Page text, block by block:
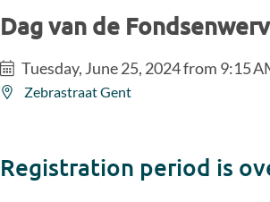
Dag van de
Tuesday, June 25, 2024 from 9:15
Zebrastraat Gent
Registration period is